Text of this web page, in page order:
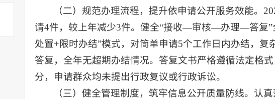
（二）规范办理流程，提升依申请公开服务效能。
请4件，较上年减少3件。健全“接收—审核—办理—答复”
处置+限时办结”模式，对简单申请5个工作日内办结，复
答复，全年无超期办结情况。答复文书严格遵循法定格
分，申请群众均未提出行政复议或行政诉讼。
（三）健全管理制度，筑牢信息公开质量防线。认